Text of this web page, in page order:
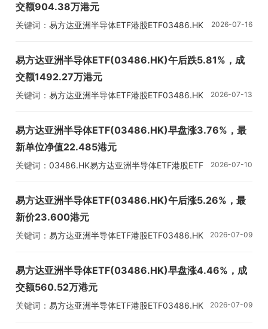
交额904.38万港元
关键词： 易方达亚洲半导体ETF港股ETF03486.HK 2026-07-16
易方达亚洲半导体ETF(03486.HK)午后跌5.81%，成
交额1492.27万港元
关键词： 易方达亚洲半导体ETF港股ETF03486.HK 2026-07-13
易方达亚洲半导体ETF(03486.HK)早盘涨3.76%，最
新单位净值22.485港元
关键词： 03486.HK易方达亚洲半导体ETF港股ETF 2026-07-10
易方达亚洲半导体ETF(03486.HK)午后涨5.26%，最
新价23.600港元
关键词： 易方达亚洲半导体ETF港股ETF03486.HK 2026-07-09
易方达亚洲半导体ETF(03486.HK)早盘涨4.46%，成
交额560.52万港元
关键词： 易方达亚洲半导体ETF港股ETF03486.HK 2026-07-09